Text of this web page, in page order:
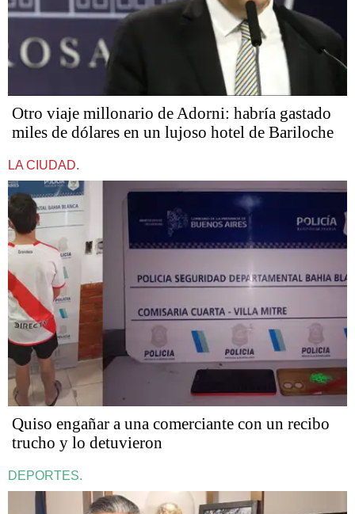
Otro viaje millonario de Adorni: habría gastado
miles de dólares en un lujoso hotel de Bariloche
LA CIUDAD.
Quiso engañar a una comerciante con un recibo
trucho y lo detuvieron
DEPORTES.